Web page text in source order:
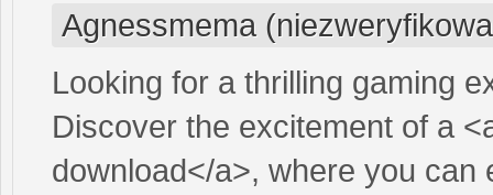
Agnessmema
Looking for a thrilling gaming
Discover the excitement of a
download</a>, where you